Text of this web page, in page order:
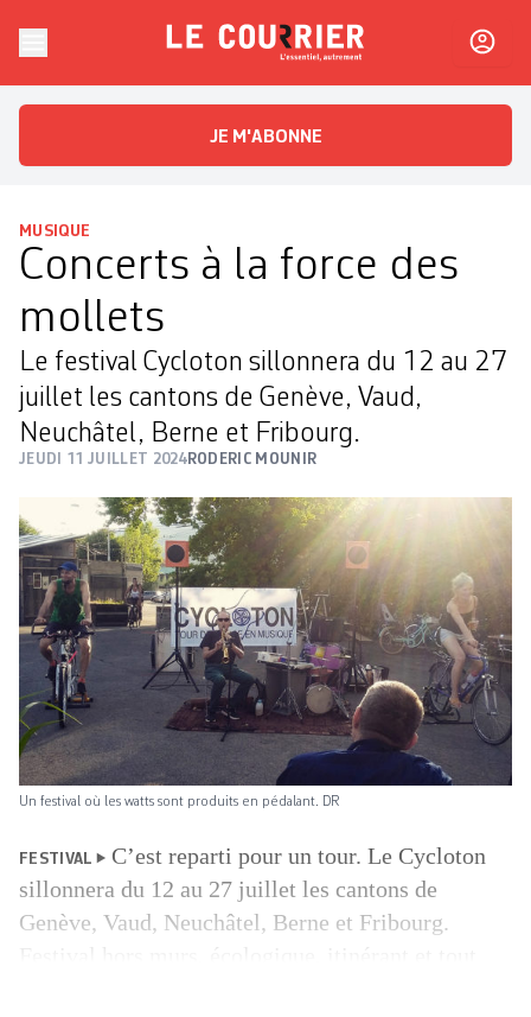
Le CourrierL'essentiel, autrement
JE M'ABONNE
MUSIQUE
Concerts à la force des
mollets
Le festival Cycloton sillonnera du 12 au 27
juillet les cantons de Genève, Vaud,
Neuchâtel, Berne et Fribourg.
JEUDI 11 JUILLET 2024RODERIC MOUNIR
Un festival où les watts sont produits en pédalant. DR
FESTIVAL
C’est reparti pour un tour. Le Cycloton
sillonnera du 12 au 27 juillet les cantons de
Genève, Vaud, Neuchâtel, Berne et Fribourg.